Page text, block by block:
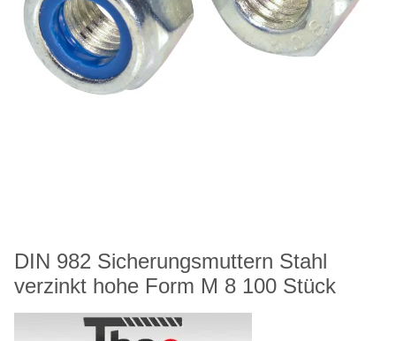
DIN 982 Sicherungsmuttern Stahl
verzinkt hohe Form M 8 100 Stück